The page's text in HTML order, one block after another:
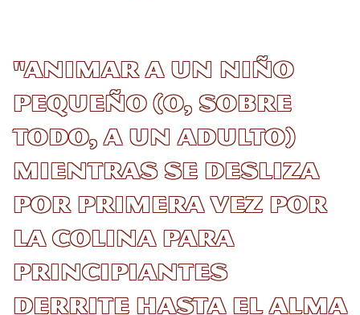
"Animar a un niño
pequeño (o, sobre
todo, a un adulto)
mientras se desliza
por primera vez por
la colina para
principiantes
derrite hasta el alma